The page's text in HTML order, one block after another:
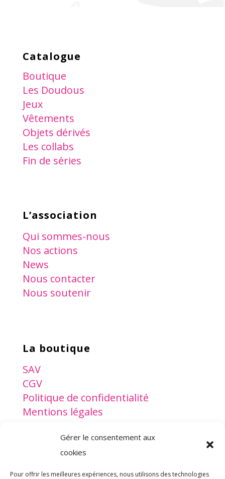
Gérer le consentement aux
cookies
Pour offrir les meilleures expériences, nous utilisons des technologies
Catalogue
Boutique
Les Doudous
Jeux
Vêtements
Objets dérivés
Les collabs
Fin de séries
L’association
Qui sommes-nous
Nos actions
News
Nous contacter
Nous soutenir
La boutique
SAV
CGV
Politique de confidentialité
Mentions légales
www.lesptitsdoudous.org